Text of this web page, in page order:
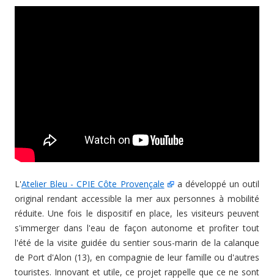
L'Atelier Bleu - CPIE Côte Provençale
a développé un outil
original rendant accessible la mer aux personnes à mobilité
réduite. Une fois le dispositif en place, les visiteurs peuvent
s'immerger dans l'eau de façon autonome et profiter tout
l'été de la visite guidée du sentier sous-marin de la calanque
de Port d'Alon (13), en compagnie de leur famille ou d'autres
touristes. Innovant et utile, ce projet rappelle que ce ne sont